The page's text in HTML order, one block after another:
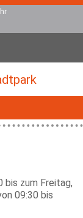
bis zum Freitag,
09:30 bis